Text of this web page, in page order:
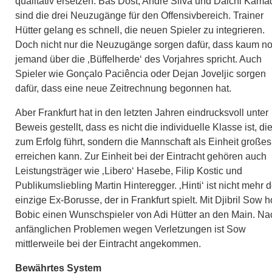
sind die drei Neuzugänge für den Offensivbereich. Trainer
Hütter gelang es schnell, die neuen Spieler zu integrieren.
Doch nicht nur die Neuzugänge sorgen dafür, dass kaum
jemand über die ‚Büffelherde‘ des Vorjahres spricht. Auch
Spieler wie Gonçalo Paciência oder Dejan Joveljic sorgen
dafür, dass eine neue Zeitrechnung begonnen hat.
Aber Frankfurt hat in den letzten Jahren eindrucksvoll unter
Beweis gestellt, dass es nicht die individuelle Klasse ist, die
zum Erfolg führt, sondern die Mannschaft als Einheit großes
erreichen kann. Zur Einheit bei der Eintracht gehören auch
Leistungsträger wie ‚Libero‘ Hasebe, Filip Kostic und
Publikumsliebling Martin Hinteregger. ‚Hinti‘ ist nicht mehr
einzige Ex-Borusse, der in Frankfurt spielt. Mit Djibril Sow
Bobic einen Wunschspieler von Adi Hütter an den Main.
anfänglichen Problemen wegen Verletzungen ist Sow
mittlerweile bei der Eintracht angekommen.
Bewährtes System